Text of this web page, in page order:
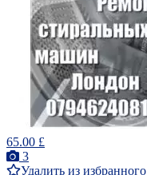
65.00 £
3
Удалить из избранного